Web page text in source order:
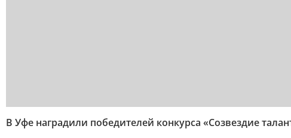
В Уфе наградили победителей конкурса «Созвездие